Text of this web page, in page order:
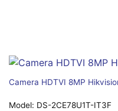
Camera HDTVI 8MP
Model: DS-2CE78U1T-IT3F